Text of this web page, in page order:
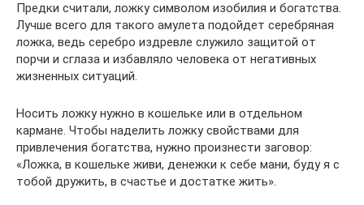
Предки считали, ложку символом изобилия и богатства.
Лучше всего для такого амулета подойдет серебряная
ложка, ведь серебро издревле служило защитой от
порчи и сглаза и избавляло человека от негативных
жизненных ситуаций.
Носить ложку нужно в кошельке или в отдельном
кармане. Чтобы наделить ложку свойствами для
привлечения богатства, нужно произнести заговор:
«Ложка, в кошельке живи, денежки к себе мани, буду я с
тобой дружить, в счастье и достатке жить».